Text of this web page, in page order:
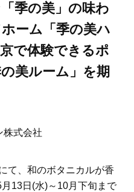
ーレ
季の美」の味わ
ーム「季の美ハ
で体験できるポ
美ルーム」を期
株式会社
て、和のボタニカルが香
13日(水)～10月下旬まで